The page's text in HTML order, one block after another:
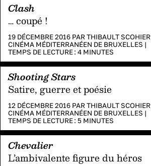
Clash
… coupé !
19 DÉCEMBRE 2016 PARTHIBAULT SCOHIER
CINÉMA MÉDITERRANÉEN DE BRUXELLES |
TEMPS DE LECTURE : 4 MINUTES
Shooting Stars
Satire, guerre et poésie
12 DÉCEMBRE 2016 PARTHIBAULT SCOHIER
CINÉMA MÉDITERRANÉEN DE BRUXELLES |
TEMPS DE LECTURE : 5 MINUTES
Chevalier
L’ambivalente figure du héros